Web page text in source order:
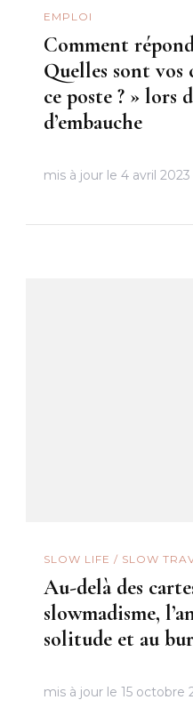
EMPLOI
Comment
Quelles sont vos
ce poste ? » lors
d’embauche
mis à jour le 4 avril 2023
SLOW LIFE / SLOW
Au-delà des
slowmadisme,
solitude et au
mis à jour le 15 octobre